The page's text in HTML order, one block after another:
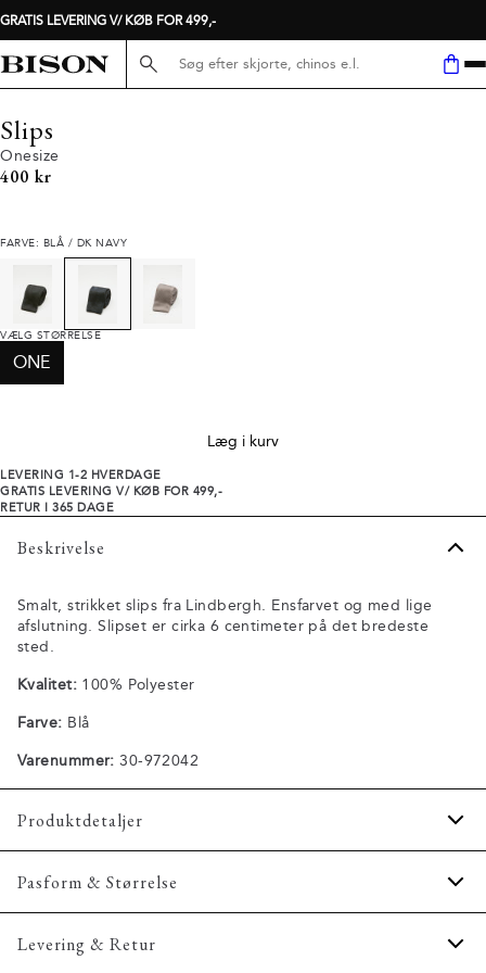
GRATIS LEVERING V/ KØB FOR 499,-
Søg her...
Slips
Onesize
I alt (inkl. rabat)
400 kr
FARVE: BLÅ / DK NAVY
VÆLG STØRRELSE
ONE
Læg i kurv
LEVERING 1-2 HVERDAGE
GRATIS LEVERING V/ KØB FOR 499,-
RETUR I 365 DAGE
Beskrivelse
Smalt, strikket slips fra Lindbergh. Ensfarvet og med lige
afslutning. Slipset er cirka 6 centimeter på det bredeste
sted.
Kvalitet:100% Polyester
Farve: Blå
Varenummer: 30-972042
Produktdetaljer
Almindelig model.
Onesize.
Pasform & Størrelse
Fit:Onesize
Levering & Retur